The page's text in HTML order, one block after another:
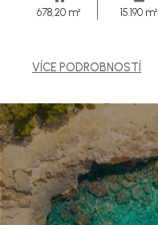
678,20 m² 15.190 m²
VÍCE PODROBNOSTÍ